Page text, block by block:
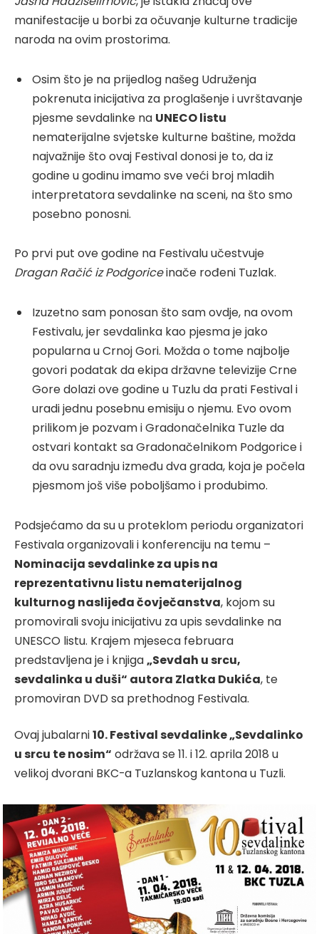
manifestacije u borbi za očuvanje kulturne tradicije
naroda na ovim prostorima.
Osim što je na prijedlog našeg Udruženja
pokrenuta inicijativa za proglašenje i uvrštavanje
pjesme sevdalinke na UNECO listu
nematerijalne svjetske kulturne baštine, možda
najvažnije što ovaj Festival donosi je to, da iz
godine u godinu imamo sve veći broj mladih
interpretatora sevdalinke na sceni, na što smo
posebno ponosni.
Po prvi put ove godine na Festivalu učestvuje
Dragan Račić iz Podgoriceinače rođeni Tuzlak.
Izuzetno sam ponosan što sam ovdje, na ovom
Festivalu, jer sevdalinka kao pjesma je jako
popularna u Crnoj Gori. Možda o tome najbolje
govori podatak da ekipa državne televizije Crne
Gore dolazi ove godine u Tuzlu da prati Festival i
uradi jednu posebnu emisiju o njemu. Evo ovom
prilikom je pozvam i Gradonačelnika Tuzle da
ostvari kontakt sa Gradonačelnikom Podgorice i
da ovu saradnju između dva grada, koja je počela
pjesmom još više poboljšamo i produbimo.
Podsjećamo da su u proteklom periodu organizatori
Festivala organizovali i konferenciju na temu –
Nominacija sevdalinke za upis na
reprezentativnu listu nematerijalnog
kulturnog naslijeđa čovječanstva, kojom su
promovirali svoju inicijativu za upis sevdalinke na
UNESCO listu. Krajem mjeseca februara
predstavljena je i knjiga„Sevdah u srcu,
sevdalinka u duši“ autora Zlatka Dukića, te
promoviran DVD sa prethodnog Festivala.
Ovaj jubalarni10. Festival sevdalinke „Sevdalinko
u srcu te nosim“ održava se 11. i 12. aprila 2018 u
velikoj dvorani BKC-a Tuzlanskog kantona u Tuzli.